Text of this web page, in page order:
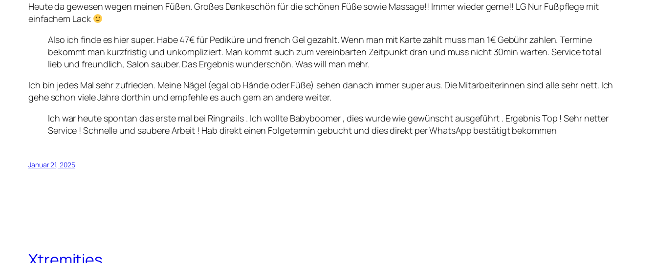
Heute da gewesen wegen meinen Füßen. Großes Dankeschön für die schönen Füße sowie Massage!! Immer wieder gerne!! LG Nur Fußpflege mit
einfachem Lack
Also ich finde es hier super. Habe 47€ für Pediküre und french Gel gezahlt. Wenn man mit Karte zahlt muss man 1€ Gebühr zahlen. Termine
bekommt man kurzfristig und unkompliziert. Man kommt auch zum vereinbarten Zeitpunkt dran und muss nicht 30min warten. Service total
lieb und freundlich, Salon sauber. Das Ergebnis wunderschön. Was will man mehr.
Ich bin jedes Mal sehr zufrieden. Meine Nägel (egal ob Hände oder Füße) sehen danach immer super aus. Die Mitarbeiterinnen sind alle sehr nett. Ich
gehe schon viele Jahre dorthin und empfehle es auch gern an andere weiter.
Ich war heute spontan das erste mal bei Ringnails . Ich wollte Babyboomer , dies wurde wie gewünscht ausgeführt . Ergebnis Top ! Sehr netter
Service ! Schnelle und saubere Arbeit ! Hab direkt einen Folgetermin gebucht und dies direkt per WhatsApp bestätigt bekommen
Januar 21, 2025